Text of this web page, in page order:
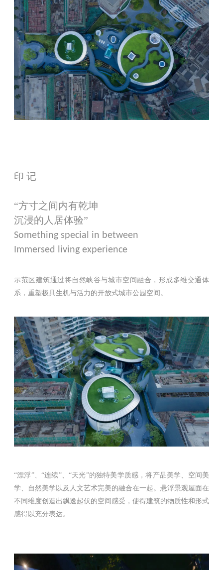
印 记
“方寸之间内有乾坤
沉浸的人居体验”
Something special in between
Immersed living experience
示范区建筑通过将自然峡谷与城市空间融合，形成多维交通体
系，重塑极具生机与活力的开放式城市公园空间。
“漂浮”、“连续”、“天光”的独特美学质感，将产品美学、空间美
学、自然美学以及人文艺术完美的融合在一起。悬浮景观屋面在
不同维度创造出飘逸起伏的空间感受，使得建筑的物质性和形式
感得以充分表达。